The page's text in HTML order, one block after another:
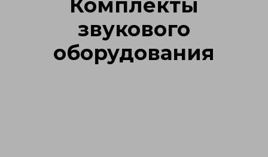
Комплекты
звукового
оборудования